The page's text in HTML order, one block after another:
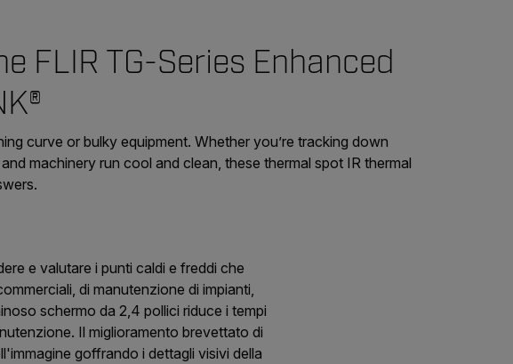
FLIR TG-Series Enhanced
curve or bulky equipment. Whether you’re tracking down
machinery run cool and clean, these thermal spot IR thermal
e valutare i punti caldi e freddi che
di manutenzione di impianti,
schermo da 2,4 pollici riduce i tempi
Il miglioramento brevettato di
goffrando i dettagli visivi della